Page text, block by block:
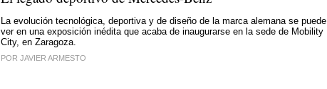
La evolución tecnológica, deportiva y de diseño de la marca alemana se puede
ver en una exposición inédita que acaba de inaugurarse en la sede de Mobility
City, en Zaragoza.
POR JAVIER ARMESTO